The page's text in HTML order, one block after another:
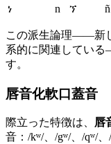
ነ
n ኘ
この派生論理——新
系的に関連してい
す。
唇音化軟口蓋音
際立った特徴は、 唇
音：/kʷ/、/gʷ/、/qʷ/